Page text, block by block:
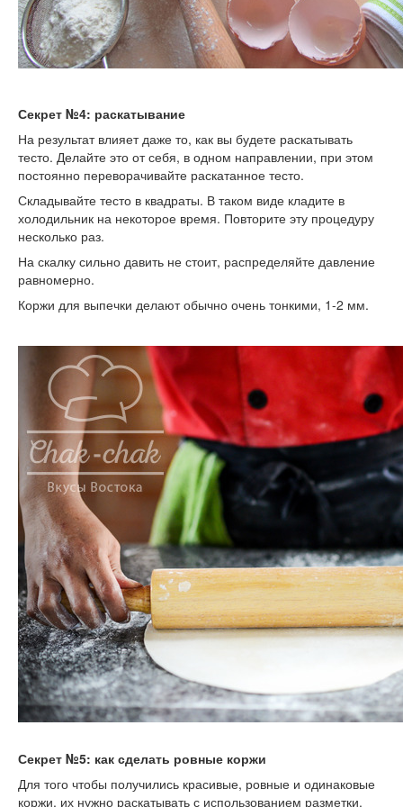
Секрет №4: раскатывание
На результат влияет даже то, как вы будете раскатывать
тесто. Делайте это от себя, в одном направлении, при этом
постоянно переворачивайте раскатанное тесто.
Складывайте тесто в квадраты. В таком виде кладите в
холодильник на некоторое время. Повторите эту процедуру
несколько раз.
На скалку сильно давить не стоит, распределяйте давление
равномерно.
Коржи для выпечки делают обычно очень тонкими, 1-2 мм.
Секрет №5: как сделать ровные коржи
Для того чтобы получились красивые, ровные и одинаковые
коржи, их нужно раскатывать с использованием разметки.